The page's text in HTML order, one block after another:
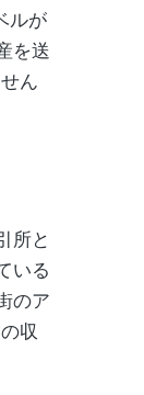
ルが
を送
ん
所と
いる
のア
収